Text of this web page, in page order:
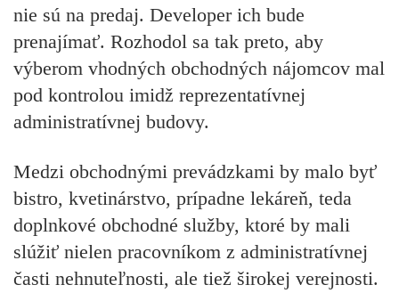
nie sú na predaj. Developer ich bude
prenajímať. Rozhodol sa tak preto, aby
výberom vhodných obchodných nájomcov mal
pod kontrolou imidž reprezentatívnej
administratívnej budovy.
Medzi obchodnými prevádzkami by malo byť
bistro, kvetinárstvo, prípadne lekáreň, teda
doplnkové obchodné služby, ktoré by mali
slúžiť nielen pracovníkom z administratívnej
časti nehnuteľnosti, ale tiež širokej verejnosti.